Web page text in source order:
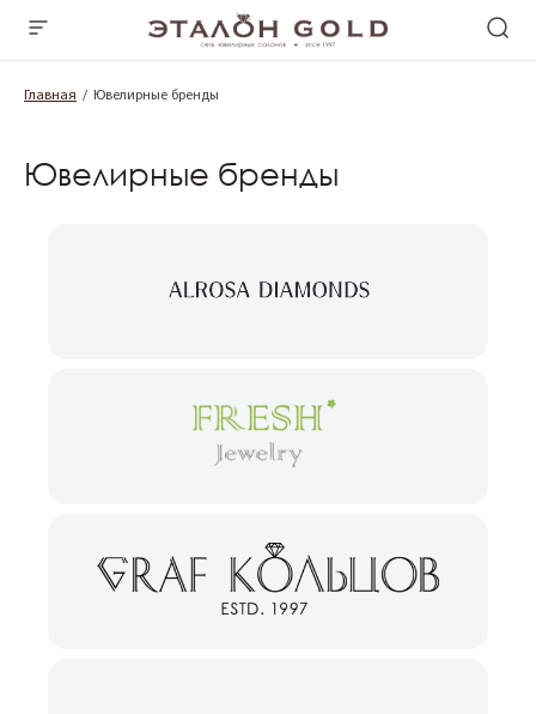
Главная Ювелирные бренды
Ювелирные бренды